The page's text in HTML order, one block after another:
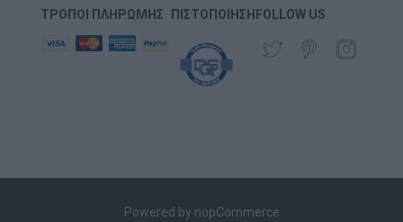
ΤΡΌΠΟΙ ΠΛΗΡΩΜΉΣ ΠΙΣΤΟΠΟΊΗΣΗ FOLLOW US
Powered by nopCommerce